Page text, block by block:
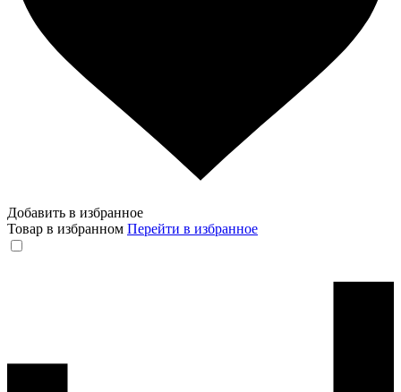
Добавить в избранное
Товар в избранном Перейти в избранное